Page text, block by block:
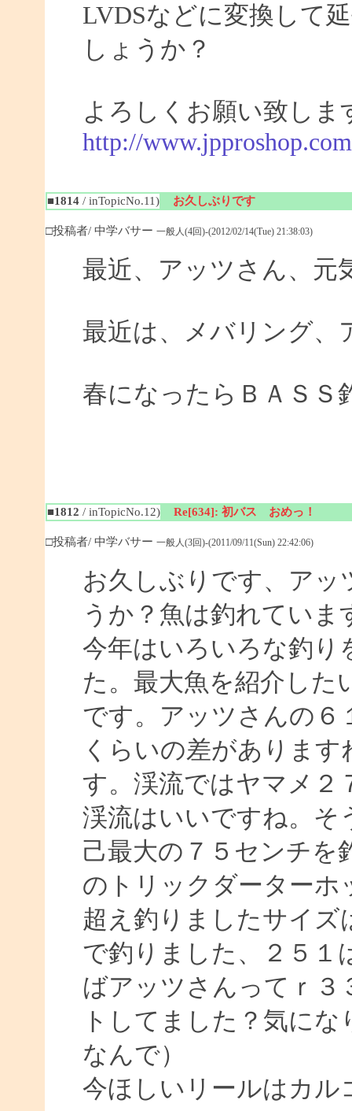
LVDSなどに変換して
しょうか？
よろしくお願い致しま
http://
■1814/ inTopicNo.11) お久しぶりです
□投稿者/ 中学バサー 一般人(4回)-(2012/02/14(Tue) 21:38:03)
最近、アッツさん、元
最近は、メバリング、
春になったらＢＡＳＳ
■1812 / inTopicNo.12) Re[634]: 初バス おめっ！
□投稿者/ 中学バサー 一般人(3回)-(2011/09/11(Sun) 22:42:06)
お久しぶりです、アッ
うか？魚は釣れていま
今年はいろいろな釣り
た。最大魚を紹介した
です。アッツさんの６
くらいの差がありま
す。渓流ではヤマメ２
渓流はいいですね。そ
己最大の７５センチを
のトリックダーターホ
超え釣りましたサイ
で釣りました、２５１
ばアッツさんってｒ
トしてました？気に
なんで）
今ほしいリールはカル